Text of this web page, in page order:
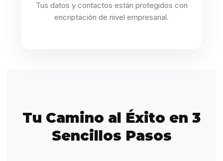
Tus datos y contactos están protegidos con
encriptación de nivel empresarial.
Tu Camino al Éxito en 3
Sencillos Pasos